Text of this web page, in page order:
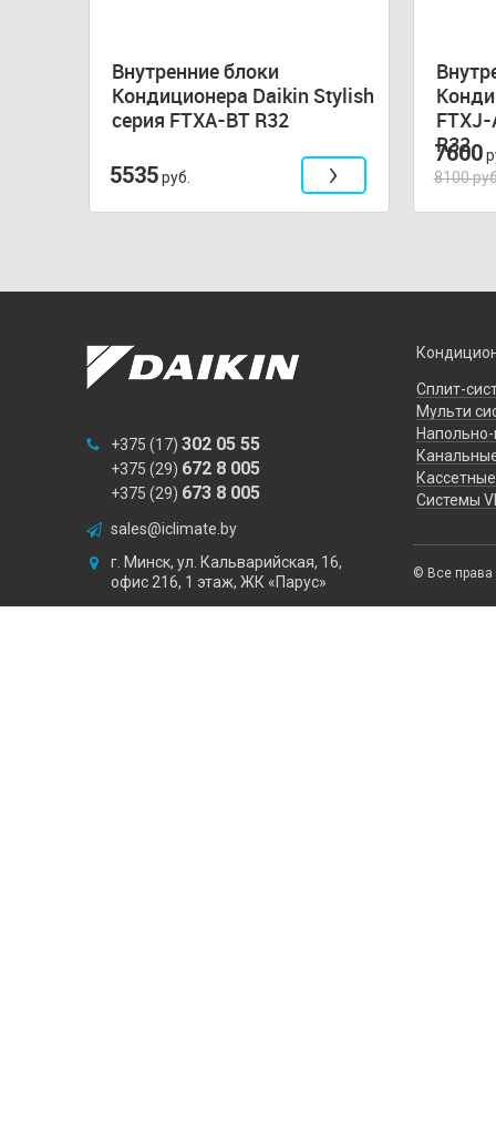
Внутренние блоки
Кондиционера Daikin Stylish
серия FTXA-BT R32
5535руб.
FTXJ-
R32
7600
8100
+375 (17) 302 05 55
+375 (29) 672 8 005
+375 (29) 673 8 005
sales@iclimate.by
г. Минск, ул. Кальварийская, 16,
офис 216, 1 этаж, ЖК «Парус»
Сплит-
Мульти
Кассетные
Системы
© Все
Получите скидку